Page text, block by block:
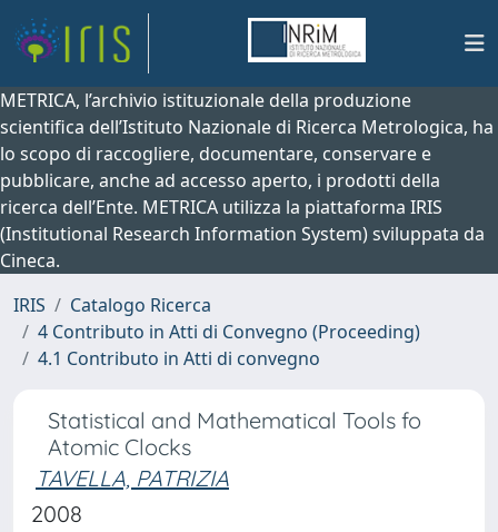
METRICA, l’archivio istituzionale della produzione
scientifica dell’Istituto Nazionale di Ricerca Metrologica, ha
lo scopo di raccogliere, documentare, conservare e
pubblicare, anche ad accesso aperto, i prodotti della
ricerca dell’Ente. METRICA utilizza la piattaforma IRIS
(Institutional Research Information System) sviluppata da
Cineca.
IRIS
Catalogo Ricerca
4 Contributo in Atti di Convegno (Proceeding)
4.1 Contributo in Atti di convegno
Statistical and Mathematical Tools fo
Atomic Clocks
TAVELLA, PATRIZIA
2008